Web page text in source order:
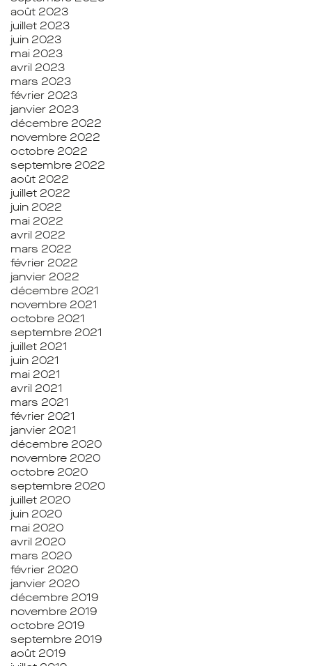
août 2023
juillet 2023
juin 2023
mai 2023
avril 2023
mars 2023
février 2023
janvier 2023
décembre 2022
novembre 2022
octobre 2022
septembre 2022
août 2022
juillet 2022
juin 2022
mai 2022
avril 2022
mars 2022
février 2022
janvier 2022
décembre 2021
novembre 2021
octobre 2021
septembre 2021
juillet 2021
juin 2021
mai 2021
avril 2021
mars 2021
février 2021
janvier 2021
décembre 2020
novembre 2020
octobre 2020
septembre 2020
juillet 2020
juin 2020
mai 2020
avril 2020
mars 2020
février 2020
janvier 2020
décembre 2019
novembre 2019
octobre 2019
septembre 2019
août 2019